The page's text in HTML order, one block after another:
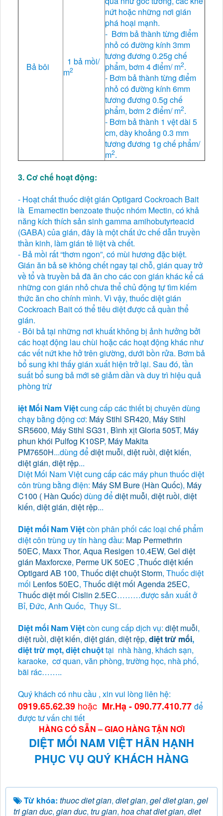
Bả bôi
1 bả mồi/
m2
nứt hoặc những nơi gián
phá hoại mạnh.
- Bơm bả thành từng điểm
nhỏ có đường kính 3mm
tương đương 0.25g chế
phẩm, bơm 4 điểm/ m2.
- Bơm bả thành từng điểm
nhỏ có đường kính 6mm
tương đương 0.5g chế
phẩm, bơm 2 điểm/ m2.
- Bơm bả thành 1 vệt dài 5
cm, dày khoảng 0.3 mm
tương đương 1g chế phẩm/
m2.
3. Cơ chế hoạt động:
- Hoạt chất thuốc diệt gián Optigard Cockroach Bait
là Emamectin benzoate thuộc nhóm Mectin, có khả
năng kích thích sản sinh gamma amihobutyrteacid
(GABA) của gián, đây là một chất ức chế dẫn truyền
thần kinh, làm gián tê liệt và chết.
- Bả mồi rất “thơm ngon”, có mùi hương đặc biệt.
Gián ăn bả sẽ không chết ngay tại chỗ, gián quay trở
về tổ và truyền bả đã ăn cho các con gián khác kể cá
những con gián nhỏ chưa thể chủ động tự tìm kiếm
thức ăn cho chính mình. Vì vậy, thuốc diệt gián
Cockroach Bait có thể tiêu diệt được cả quần thể
gián.
- Bôi bả tại những nơi khuất không bị ảnh hưởng bởi
các hoạt động lau chùi hoặc các hoạt động khác như
các vết nứt khe hở trên giường, dưới bồn rửa. Bơm bả
bổ sung khi thấy gián xuất hiện trở lại. Sau đó, tần
suất bổ sung bả mới sẽ giảm dần và duy trì hiệu quả
phòng trừ
iệt Mối Nam Việtcung cấp các thiết bị chuyên dùng
chạy bằng động cơ: Máy Stihl SR420, Máy Stihl
SR5600, Máy Stihl SG31, Bình xịt Gloria 505T, Máy
phun khói Pulfog K10SP, Máy Makita
PM7650H...dùng đểdiệt muỗi, diệt ruồi, diệt kiến,
diệt gián, diệt rệp...
Diệt Mối Nam Việt cung cấp các máy phun thuốc diệt
côn trùng bằng điện: Máy SM Bure (Hàn Quốc), Máy
C100 ( Hàn Quốc) dùng đểdiệt muỗi, diệt ruồi, diệt
kiến, diệt gián, diệt rệp...
Diệt mối Nam Việtcòn phân phối các loại chế phẩm
diệt côn trùng uy tín hàng đầu: Map Permethrin
50EC, Maxx Thor, Aqua Resigen 10.4EW, Gel diệt
gián Maxforcxe, Perme UK 50EC ,Thuốc diệt kiến
Optigard AB 100, Thuốc diệt chuột Storm, Thuốc diệt
mối Lenfos 50EC, Thuốc diệt mối Agenda 25EC,
Thuốc diệt mối Cislin 2.5EC………được sản xuất ở
Bỉ, Đức, Anh Quốc, Thụy Sĩ..
Diệt mối Nam Việtcòn cung cấp dịch vụ: diệt muỗi,
diệt ruồi, diệt kiến, diệt gián, diệt rệp, diệt trừ mối,
diệt trừ mọt, diệt chuộttại nhà hàng, khách sạn,
karaoke, cơ quan, văn phòng, trường học, nhà phố,
bãi rác……..
Quý khách có nhu cầu , xin vui lòng liên hệ:
0919.65.62.39 hoặc Mr.Hạ - 090.77.410.77 để
được tư vấn chi tiết
HÀNG CÓ SẴN – GIAO HÀNG TẬN NƠI
DIỆT MỐI NAM VIỆT HÂN HẠNH
PHỤC VỤ QUÝ KHÁCH HÀNG
Từ khóa: thuoc diet gian, diet gian, gel diet gian, gel
tri gian duc, gian duc, tru gian, hoa chat diet gian, diet